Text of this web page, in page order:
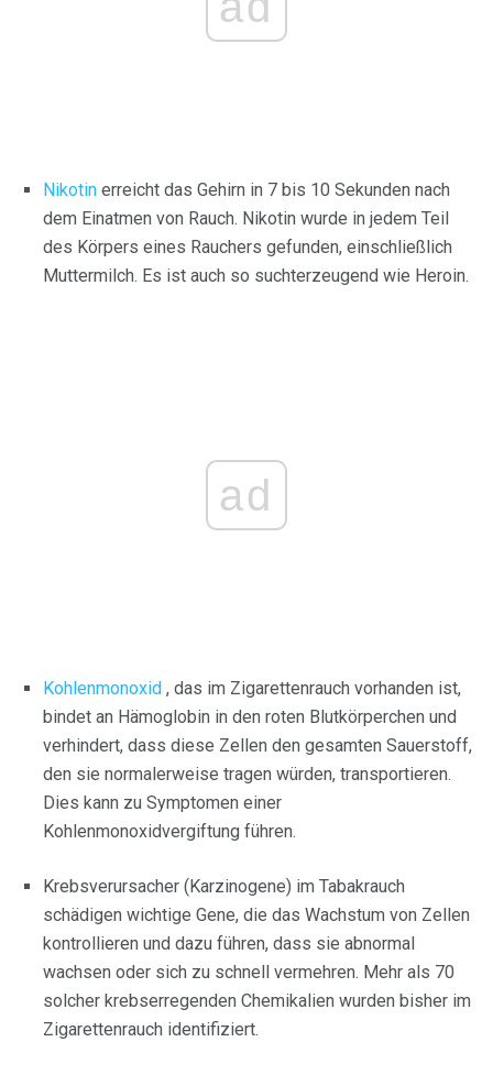
Nikotin erreicht das Gehirn in 7 bis 10 Sekunden nach
dem Einatmen von Rauch. Nikotin wurde in jedem Teil
des Körpers eines Rauchers gefunden, einschließlich
Muttermilch. Es ist auch so suchterzeugend wie Heroin.
ad
Kohlenmonoxid , das im Zigarettenrauch vorhanden ist,
bindet an Hämoglobin in den roten Blutkörperchen und
verhindert, dass diese Zellen den gesamten Sauerstoff,
den sie normalerweise tragen würden, transportieren.
Dies kann zu Symptomen einer
Kohlenmonoxidvergiftung führen.
Krebsverursacher (Karzinogene) im Tabakrauch
schädigen wichtige Gene, die das Wachstum von Zellen
kontrollieren und dazu führen, dass sie abnormal
wachsen oder sich zu schnell vermehren. Mehr als 70
solcher krebserregenden Chemikalien wurden bisher im
Zigarettenrauch identifiziert.